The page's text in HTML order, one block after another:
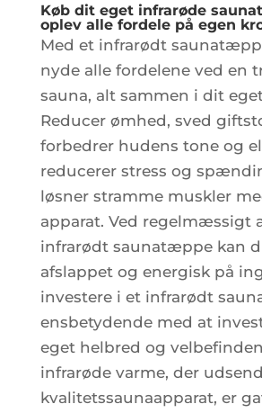
Køb dit eget infrarøde
oplev alle fordele på egen
Med et infrarødt
nyde alle fordelene ved en
sauna, alt sammen i dit
Reducer ømhed, sved
forbedrer hudens tone og
reducerer stress og
løsner stramme muskler
apparat. Ved regelmæssigt
infrarødt saunatæppe kan
afslappet og energisk på
investere i et infrarødt
ensbetydende med at
eget helbred og
infrarøde varme, der
kvalitetssaunaapparat, er